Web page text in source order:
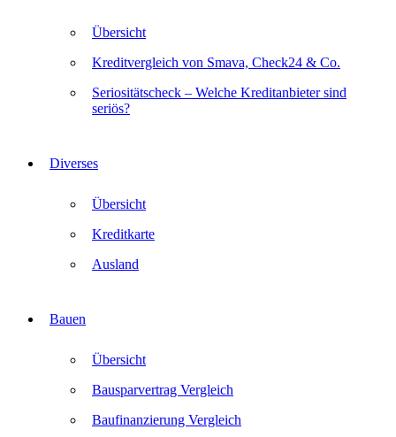
Übersicht
Kreditvergleich von Smava, Check24 & Co.
Seriositätscheck – Welche Kreditanbieter sind
seriös?
Diverses
Übersicht
Kreditkarte
Ausland
Bauen
Übersicht
Bausparvertrag Vergleich
Baufinanzierung Vergleich